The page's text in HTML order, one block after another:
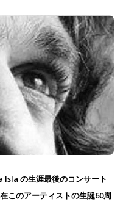
の生涯最後のコンサート
このアーティストの生誕60周